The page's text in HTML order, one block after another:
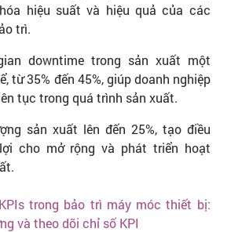
hiệu suất và hiệu quả của các
trì.
downtime trong sản xuất một
từ 35% đến 45%, giúp doanh nghiệp
tục trong quá trình sản xuất.
sản xuất lên đến 25%, tạo điều
cho mở rộng và phát triển hoạt
KPIs trong bảo trì máy móc thiết bị:
và theo dõi chỉ số KPI